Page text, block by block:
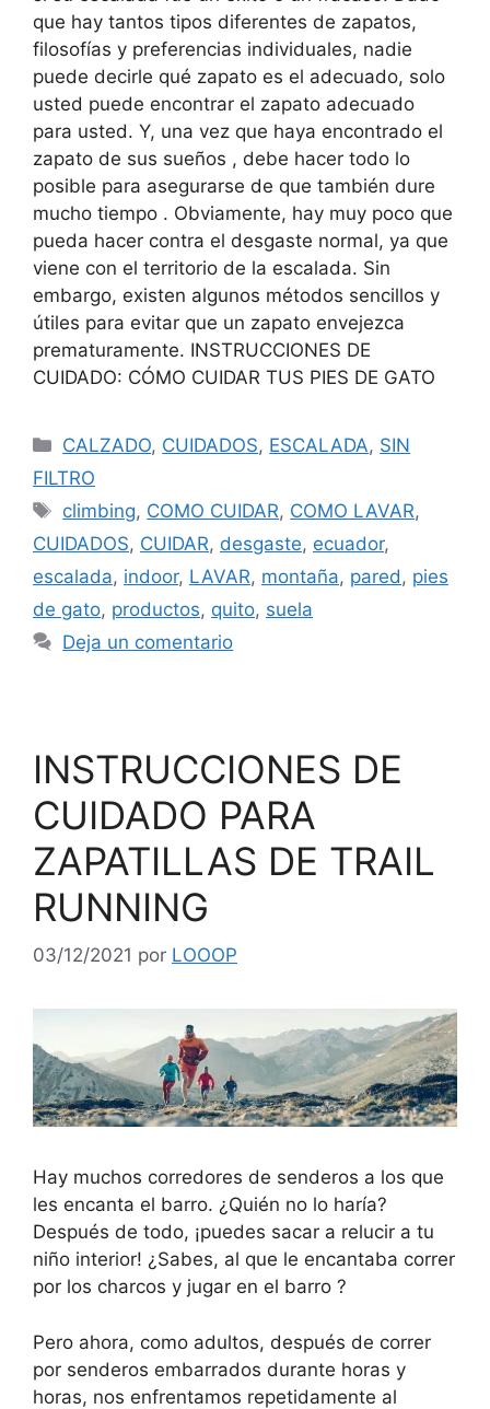
que hay tantos tipos diferentes de zapatos,
filosofías y preferencias individuales, nadie
puede decirle qué zapato es el adecuado, solo
usted puede encontrar el zapato adecuado
para usted. Y, una vez que haya encontrado el
zapato de sus sueños , debe hacer todo lo
posible para asegurarse de que también dure
mucho tiempo . Obviamente, hay muy poco que
pueda hacer contra el desgaste normal, ya que
viene con el territorio de la escalada. Sin
embargo, existen algunos métodos sencillos y
útiles para evitar que un zapato envejezca
prematuramente. INSTRUCCIONES DE
CUIDADO: CÓMO CUIDAR TUS PIES DE GATO
CALZADO, CUIDADOS, ESCALADA, SIN
FILTRO
climbing, COMO CUIDAR, COMO LAVAR,
CUIDADOS, CUIDAR, desgaste, ecuador,
escalada, indoor, LAVAR, montaña, pared , pies
de gato, productos, quito, suela
Deja un comentario
INSTRUCCIONES DE
CUIDADO PARA
ZAPATILLAS DE TRAIL
RUNNING
03/12/2021 por LOOOP
Hay muchos corredores de senderos a los que
les encanta el barro. ¿Quién no lo haría?
Después de todo, ¡puedes sacar a relucir a tu
niño interior! ¿Sabes, al que le encantaba correr
por los charcos y jugar en el barro ?
Pero ahora, como adultos, después de correr
por senderos embarrados durante horas y
horas, nos enfrentamos repetidamente al